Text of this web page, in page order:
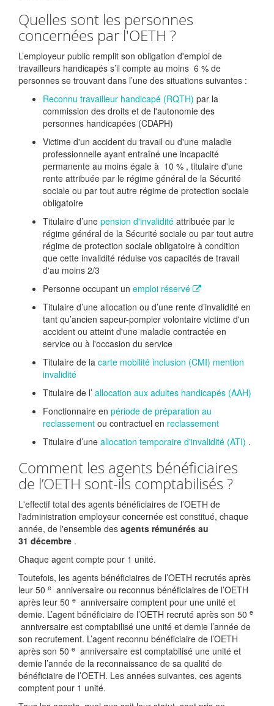
Quelles sont les personnes
concernées par l'OETH ?
L’employeur public remplit son obligation d'emploi de
travailleurs handicapés s’il compte au moins 6 % de
personnes se trouvant dans l’une des situations suivantes :
Reconnu travailleur handicapé (RQTH) par la
commission des droits et de l'autonomie des
personnes handicapées (CDAPH)
Victime d'un accident du travail ou d'une maladie
professionnelle ayant entraîné une incapacité
permanente au moins égale à 10 % , titulaire d'une
rente attribuée par le régime général de la Sécurité
sociale ou par tout autre régime de protection sociale
obligatoire
Titulaire d’une pension d'invalidité attribuée par le
régime général de la Sécurité sociale ou par tout autre
régime de protection sociale obligatoire à condition
que cette invalidité réduise vos capacités de travail
d'au moins 2/3
Personne occupant un emploi réservé
Titulaire d’une allocation ou d’une rente d’invalidité en
tant qu’ancien sapeur-pompier volontaire victime d'un
accident ou atteint d'une maladie contractée en
service ou à l'occasion du service
Titulaire de la carte mobilité inclusion (CMI) mention
invalidité
Titulaire de l’ allocation aux adultes handicapés (AAH)
Fonctionnaire en période de préparation au
reclassement ou contractuel en reclassement
Titulaire d’une allocation temporaire d'invalidité (ATI) .
Comment les agents bénéficiaires
de l’OETH sont-ils comptabilisés ?
L'effectif total des agents bénéficiaires de l’OETH de
l'administration employeur concernée est constitué, chaque
année, de l'ensemble des agents rémunérés au
31 décembre .
Chaque agent compte pour 1 unité.
Toutefois, les agents bénéficiaires de l’OETH recrutés après
leur 50 e anniversaire ou reconnus bénéficiaires de l’OETH
après leur 50 e anniversaire comptent pour une unité et
demie. L’agent bénéficiaire de l’OETH recruté après son 50 e
anniversaire est comptabilisé une unité et demie l’année de
son recrutement. L’agent reconnu bénéficiaire de l’OETH
après son 50 e anniversaire est comptabilisé une unité et
demie l’année de la reconnaissance de sa qualité de
bénéficiaire de l’OETH. Les années suivantes, ces agents
comptent pour 1 unité.